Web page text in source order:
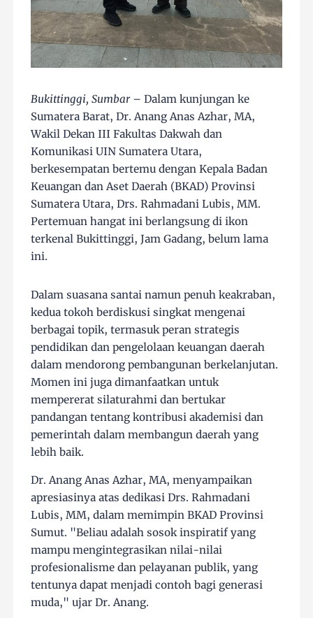
Bukittinggi, Sumbar– Dalam kunjungan ke
Sumatera Barat, Dr. Anang Anas Azhar, MA,
Wakil Dekan III Fakultas Dakwah dan
Komunikasi UIN Sumatera Utara,
berkesempatan bertemu dengan Kepala Badan
Keuangan dan Aset Daerah (BKAD) Provinsi
Sumatera Utara, Drs. Rahmadani Lubis, MM.
Pertemuan hangat ini berlangsung di ikon
terkenal Bukittinggi, Jam Gadang, belum lama
ini.
Dalam suasana santai namun penuh keakraban,
kedua tokoh berdiskusi singkat mengenai
berbagai topik, termasuk peran strategis
pendidikan dan pengelolaan keuangan daerah
dalam mendorong pembangunan berkelanjutan.
Momen ini juga dimanfaatkan untuk
mempererat silaturahmi dan bertukar
pandangan tentang kontribusi akademisi dan
pemerintah dalam membangun daerah yang
lebih baik.
Dr. Anang Anas Azhar, MA, menyampaikan
apresiasinya atas dedikasi Drs. Rahmadani
Lubis, MM, dalam memimpin BKAD Provinsi
Sumut. "Beliau adalah sosok inspiratif yang
mampu mengintegrasikan nilai-nilai
profesionalisme dan pelayanan publik, yang
tentunya dapat menjadi contoh bagi generasi
muda," ujar Dr. Anang.